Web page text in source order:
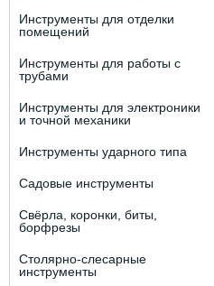
Инструменты для отделки
помещений
Инструменты для работы с
трубами
Инструменты для электроники
и точной механики
Инструменты ударного типа
Садовые инструменты
Свёрла, коронки, биты,
борфрезы
Столярно-слесарные
инструменты